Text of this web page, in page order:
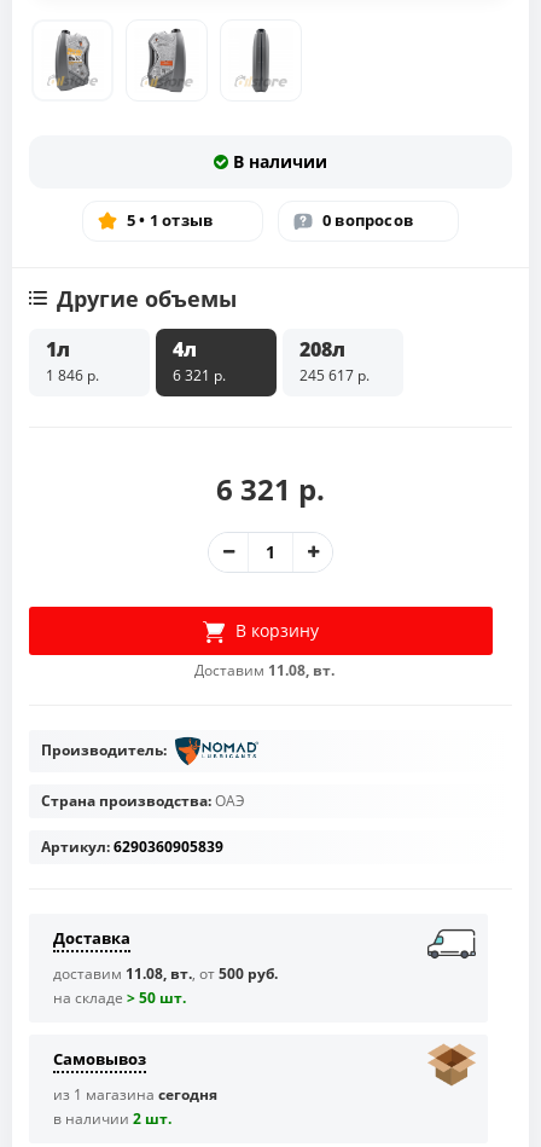
В наличии
5 • 1 отзыв 0 вопросов
Другие объемы
1л
1 846 р.
4л
6 321 р.
208л
245 617 р.
6 321 р.
В корзину
Доставим 11.08, вт.
Производитель:
Страна производства:ОАЭ
Артикул:6290360905839
Доставка
доставим 11.08, вт., от500 руб.
на складе > 50 шт.
Самовывоз
из 1 магазина сегодня
в наличии 2 шт.